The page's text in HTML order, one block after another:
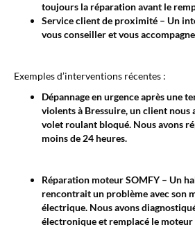
toujours la réparation avant le
Service client de proximité – Un
vous conseiller et vous
Exemples d’interventions récentes :
Dépannage en urgence après une
violents à Bressuire, un client nous
volet roulant bloqué. Nous avons
moins de 24 heures.
Réparation moteur SOMFY – Un
rencontrait un problème avec son
électrique. Nous avons
électronique et remplacé le